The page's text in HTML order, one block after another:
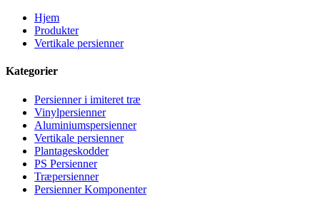
Hjem
Produkter
Vertikale persienner
Kategorier
Persienner i imiteret træ
Vinylpersienner
Aluminiumspersienner
Vertikale persienner
Plantageskodder
PS Persienner
Træpersienner
Persienner Komponenter